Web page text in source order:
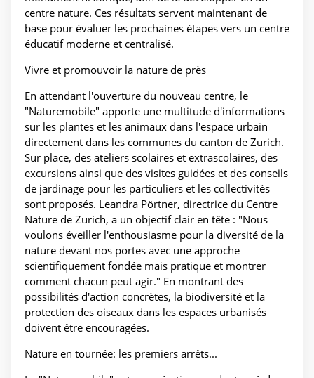
centre nature. Ces résultats servent maintenant de
base pour évaluer les prochaines étapes vers un centre
éducatif moderne et centralisé.
Vivre et promouvoir la nature de près
En attendant l'ouverture du nouveau centre, le
"Naturemobile" apporte une multitude d'informations
sur les plantes et les animaux dans l'espace urbain
directement dans les communes du canton de Zurich.
Sur place, des ateliers scolaires et extrascolaires, des
excursions ainsi que des visites guidées et des conseils
de jardinage pour les particuliers et les collectivités
sont proposés. Leandra Pörtner, directrice du Centre
Nature de Zurich, a un objectif clair en tête : "Nous
voulons éveiller l'enthousiasme pour la diversité de la
nature devant nos portes avec une approche
scientifiquement fondée mais pratique et montrer
comment chacun peut agir." En montrant des
possibilités d'action concrètes, la biodiversité et la
protection des oiseaux dans les espaces urbanisés
doivent être encouragées.
Nature en tournée: les premiers arrêts...